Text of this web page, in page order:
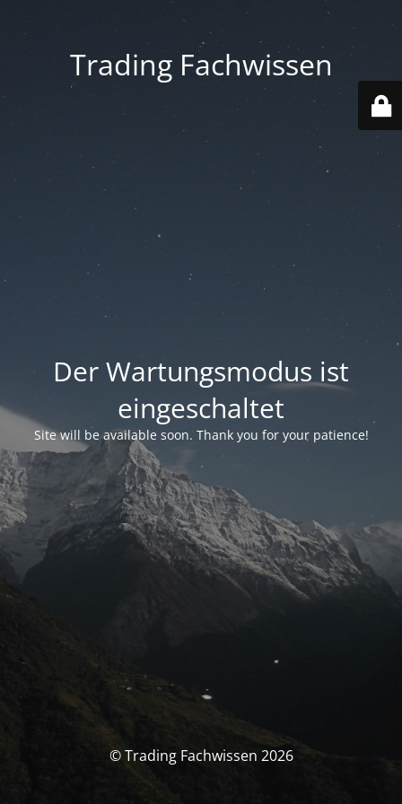
Trading Fachwissen
Der Wartungsmodus ist
eingeschaltet
Site will be available soon. Thank you for your patience!
© Trading Fachwissen 2026